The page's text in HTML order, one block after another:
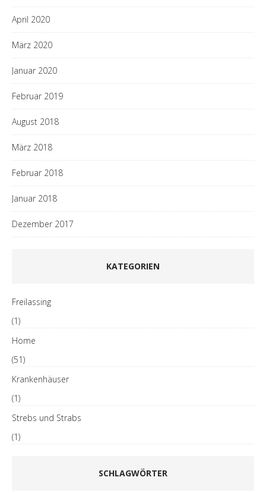
April 2020
März 2020
Januar 2020
Februar 2019
August 2018
März 2018
Februar 2018
Januar 2018
Dezember 2017
KATEGORIEN
Freilassing
(1)
Home
(51)
Krankenhäuser
(1)
Strebs und Strabs
(1)
SCHLAGWÖRTER